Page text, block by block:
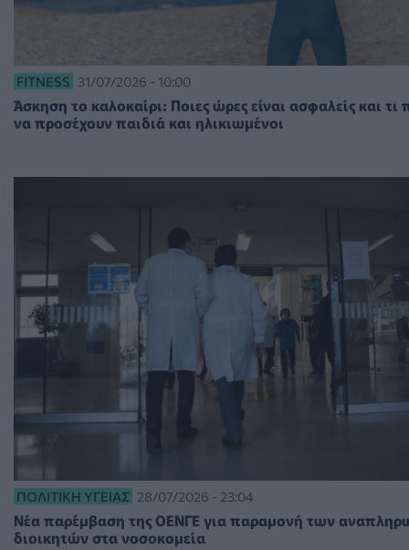
FITNESS 31/07/2026 - 10:00
Άσκηση το καλοκαίρι: Ποιες ώρες είναι ασφαλείς και τι
να προσέχουν παιδιά και ηλικιωμένοι
ΠΟΛΙΤΙΚΉ ΥΓΕΊΑΣ 28/07/2026 - 23:04
Νέα παρέμβαση της ΟΕΝΓΕ για παραμονή των
διοικητών στα νοσοκομεία